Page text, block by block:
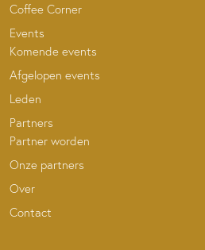
Coffee Corner
Events
Komende events
Afgelopen events
Leden
Partners
Partner worden
Onze partners
Over
Contact